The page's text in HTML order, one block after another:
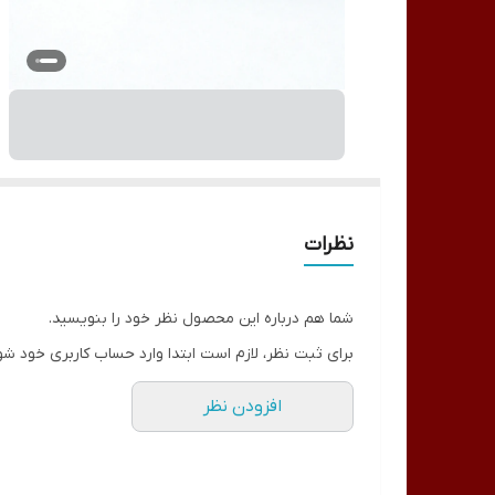
نظرات
شما هم درباره این محصول نظر خود را بنویسید.
برای ثبت نظر، لازم است ابتدا وارد حساب کاربری خود
افزودن نظر